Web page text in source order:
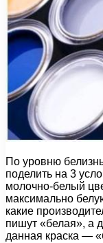
По уровню
поделить на 3
молочно-белый
максимально
какие
пишут «белая», а
данная краска —